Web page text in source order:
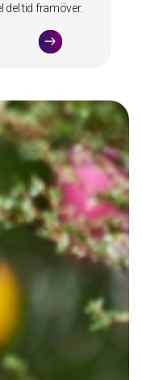
del tid framöver.